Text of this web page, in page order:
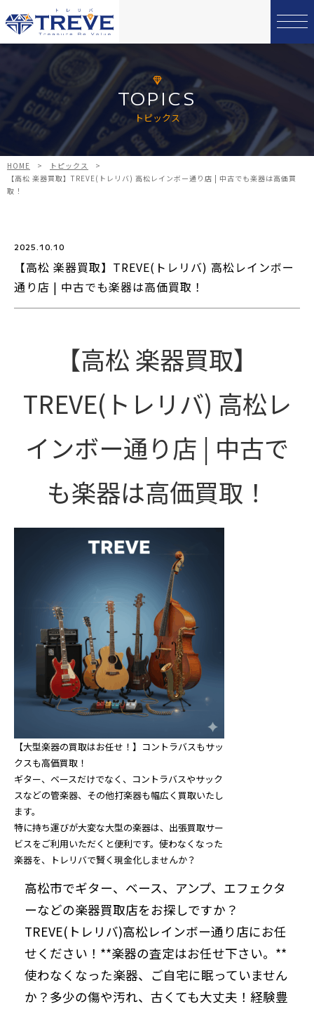
TOPICS
トピックス
HOME > トピックス
>
【高松 楽器買取】TREVE(トレリバ) 高松レインボー通り店 | 中古でも楽器は高価買
取！
【高松 楽器買取】TREVE(トレリバ) 高松レインボー
通り店 | 中古でも楽器は高価買取！
2025.10.10
【高松 楽器買取】
TREVE(トレリバ) 高松レ
インボー通り店 | 中古で
も楽器は高価買取！
【大型楽器の買取はお任せ！】コントラバスもサッ
クスも高価買取！
ギター、ベースだけでなく、コントラバスやサック
スなどの管楽器、その他打楽器も幅広く買取いたし
ます。
特に持ち運びが大変な大型の楽器は、出張買取サー
ビスをご利用いただくと便利です。使わなくなった
楽器を、トレリバで賢く現金化しませんか？
高松市でギター、ベース、アンプ、エフェクタ
ーなどの楽器買取店をお探しですか？
TREVE(トレリバ)高松レインボー通り店にお任
せください！**楽器の査定はお任せ下さい。**
使わなくなった楽器、ご自宅に眠っていません
か？多少の傷や汚れ、古くても大丈夫！経験豊